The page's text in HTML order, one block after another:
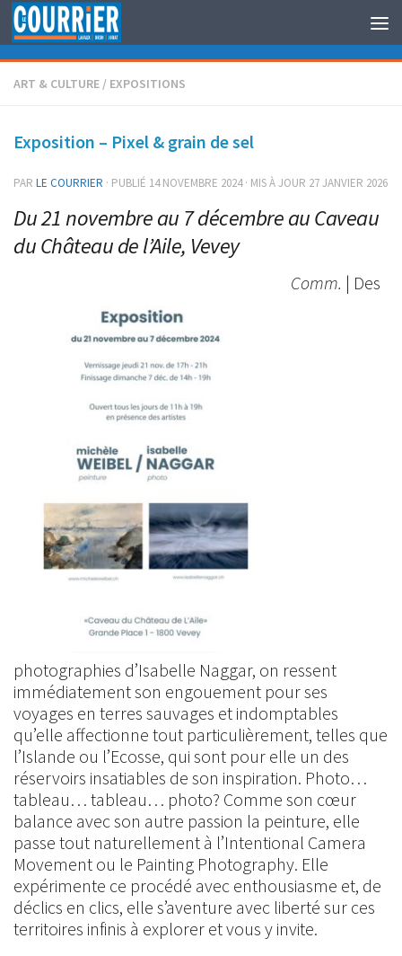
Au dessous du contenu
ART & CULTURE / EXPOSITIONS
Exposition – Pixel & grain de sel
PAR LE COURRIER · PUBLIÉ 14 NOVEMBRE 2024· MIS À JOUR 27 JANVIER 2026
Du 21 novembre au 7 décembre au Caveau
du Château de l’Aile, Vevey
Comm. | Des
photographies d’Isabelle Naggar, on ressent
immédiatement son engouement pour ses
voyages en terres sauvages et indomptables
qu’elle affectionne tout particulièrement, telles que
l’Islande ou l’Ecosse, qui sont pour elle un des
réservoirs insatiables de son inspiration. Photo…
tableau… tableau… photo? Comme son cœur
balance avec son autre passion la peinture, elle
passe tout naturellement à l’Intentional Camera
Movement ou le Painting Photography. Elle
expérimente ce procédé avec enthousiasme et, de
déclics en clics, elle s’aventure avec liberté sur ces
territoires infinis à explorer et vous y invite.